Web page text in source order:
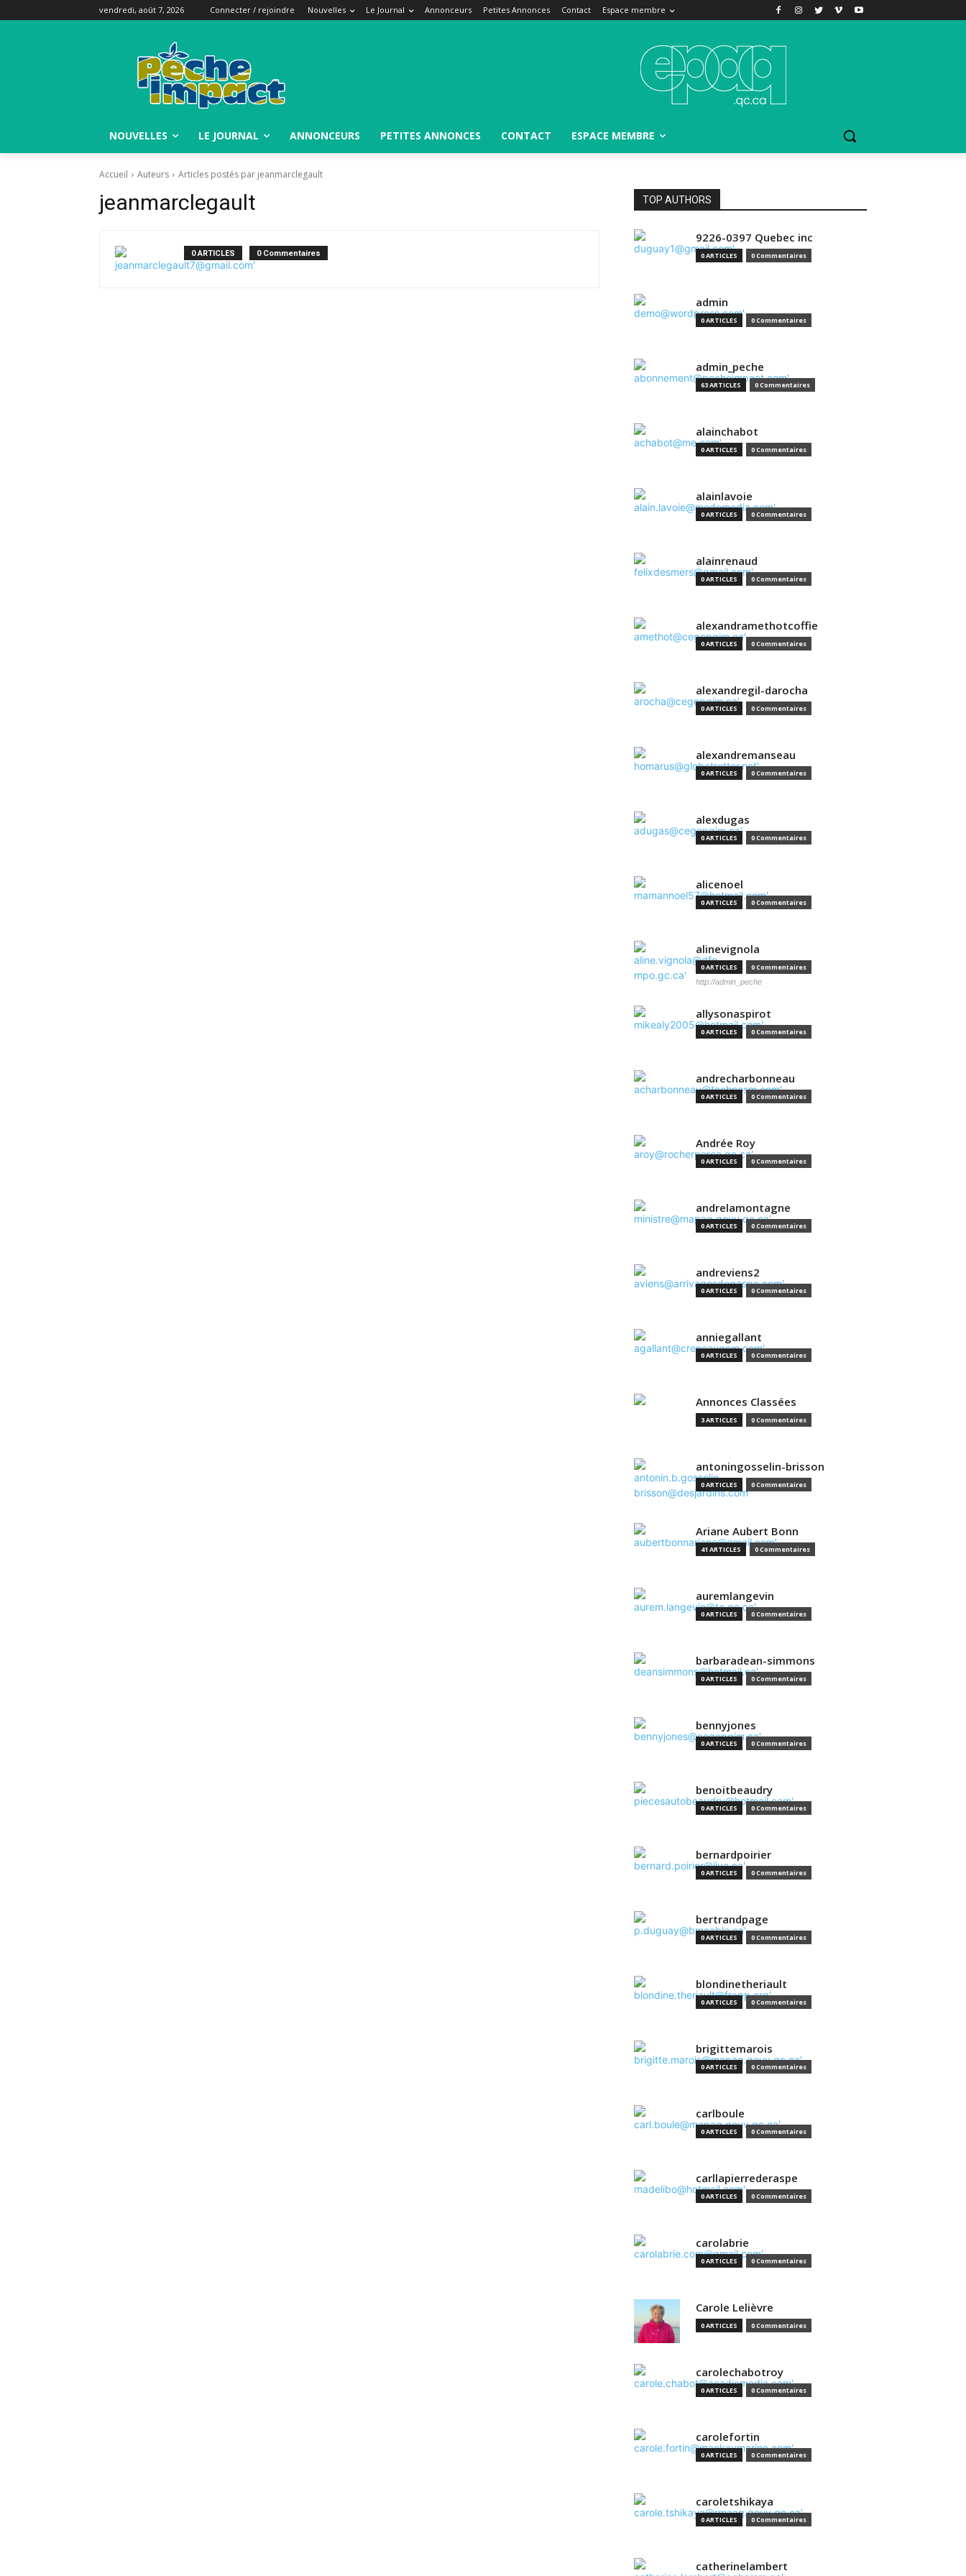
vendredi, août 7, 2026 Connecter / rejoindre Nouvelles Le Journal Annonceurs Petites Annonces Contact Espace membre
NOUVELLES LE JOURNAL ANNONCEURS PETITES ANNONCES CONTACT ESPACE MEMBRE
Accueil Auteurs Articles postés par jeanmarclegault
jeanmarclegault
0 ARTICLES 0 Commentaires
TOP AUTHORS
9226-0397 Quebec inc
0 ARTICLES 0 Commentaires
admin
0 ARTICLES 0 Commentaires
admin_peche
63 ARTICLES 0 Commentaires
alainchabot
0 ARTICLES 0 Commentaires
alainlavoie
0 ARTICLES 0 Commentaires
alainrenaud
0 ARTICLES 0 Commentaires
alexandramethotcoffie
0 ARTICLES 0 Commentaires
alexandregil-darocha
0 ARTICLES 0 Commentaires
alexandremanseau
0 ARTICLES 0 Commentaires
alexdugas
0 ARTICLES 0 Commentaires
alicenoel
0 ARTICLES 0 Commentaires
alinevignola
0 ARTICLES 0 Commentaires
http://admin_peche
allysonaspirot
0 ARTICLES 0 Commentaires
andrecharbonneau
0 ARTICLES 0 Commentaires
Andrée Roy
0 ARTICLES 0 Commentaires
andrelamontagne
0 ARTICLES 0 Commentaires
andreviens2
0 ARTICLES 0 Commentaires
anniegallant
0 ARTICLES 0 Commentaires
Annonces Classées
3 ARTICLES 0 Commentaires
antoningosselin-brisson
0 ARTICLES 0 Commentaires
Ariane Aubert Bonn
41 ARTICLES 0 Commentaires
auremlangevin
0 ARTICLES 0 Commentaires
barbaradean-simmons
0 ARTICLES 0 Commentaires
bennyjones
0 ARTICLES 0 Commentaires
benoitbeaudry
0 ARTICLES 0 Commentaires
bernardpoirier
0 ARTICLES 0 Commentaires
bertrandpage
0 ARTICLES 0 Commentaires
blondinetheriault
0 ARTICLES 0 Commentaires
brigittemarois
0 ARTICLES 0 Commentaires
carlboule
0 ARTICLES 0 Commentaires
carllapierrederaspe
0 ARTICLES 0 Commentaires
carolabrie
0 ARTICLES 0 Commentaires
Carole Lelièvre
0 ARTICLES 0 Commentaires
carolechabotroy
0 ARTICLES 0 Commentaires
carolefortin
0 ARTICLES 0 Commentaires
caroletshikaya
0 ARTICLES 0 Commentaires
catherinelambert